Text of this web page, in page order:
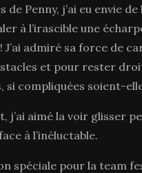
de Penny, j’ai eu envie
à l’irascible une
J’ai admiré sa force de
et pour rester
si compliquées soient-
j’ai aimé la voir glisser
à l’inéluctable.
spéciale pour la team